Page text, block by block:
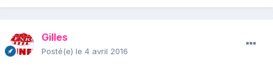
Gilles
Posté(e) le 4 avril 2016